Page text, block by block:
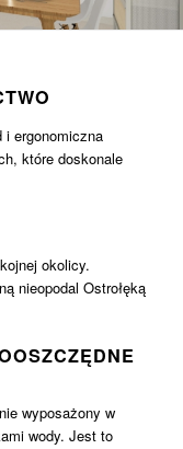
i ergonomiczna
które doskonale
okolicy.
nieopodal Ostrołęką
wyposażony w
wody. Jest to